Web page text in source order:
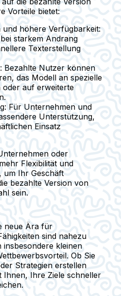
Vorteile bietet:
höhere Verfügbarkeit:
starkem Andrang
Texterstellung
: Bezahlte Nutzer können
das Modell an spezielle
oder auf erweiterte
: Für Unternehmen und
Unterstützung,
Einsatz
oder
Flexibilität und
um Ihr Geschäft
bezahlte Version von
sein.
neue Ära für
sind nahezu
kleinen
Ob Sie
Strategien erstellen
Ihnen, Ihre Ziele schneller